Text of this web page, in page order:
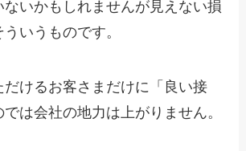
ないかもしれませんが見えない損
いうものです。
だけるお客さまだけに「良い接
は会社の地力は上がりません。